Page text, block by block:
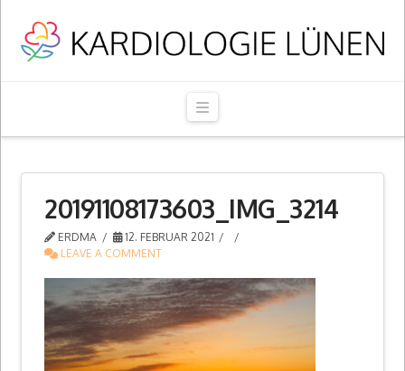
Navigation
20191108173603_IMG_3214
ERDMA
12. FEBRUAR 2021
LEAVE A COMMENT